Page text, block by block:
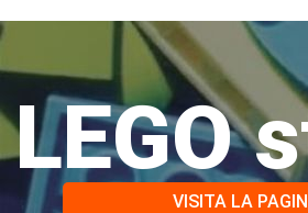
LEGO
VISITA LA